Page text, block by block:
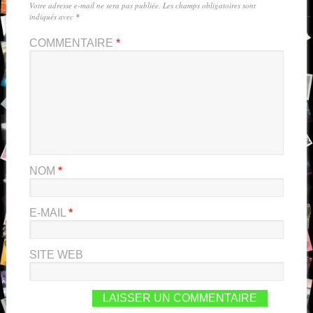
Votre adresse e-mail ne sera pas publiée. Les champs obligatoires sont
indiqués avec *
COMMENTAIRE *
NOM *
E-MAIL *
SITE WEB